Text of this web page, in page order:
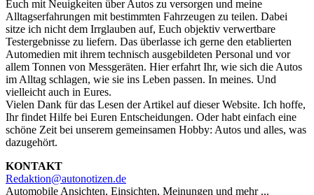
Euch mit Neuigkeiten über Autos zu versorgen und meine
Alltagserfahrungen mit bestimmten Fahrzeugen zu teilen. Dabei
sitze ich nicht dem Irrglauben auf, Euch objektiv verwertbare
Testergebnisse zu liefern. Das überlasse ich gerne den etablierten
Automedien mit ihrem technisch ausgebildeten Personal und vor
allem Tonnen von Messgeräten. Hier erfahrt Ihr, wie sich die Autos
im Alltag schlagen, wie sie ins Leben passen. In meines. Und
vielleicht auch in Eures.
Vielen Dank für das Lesen der Artikel auf dieser Website. Ich hoffe,
Ihr findet Hilfe bei Euren Entscheidungen. Oder habt einfach eine
schöne Zeit bei unserem gemeinsamen Hobby: Autos und alles, was
dazugehört.
KONTAKT
Redaktion@autonotizen.de
Automobile Ansichten, Einsichten, Meinungen und mehr ...